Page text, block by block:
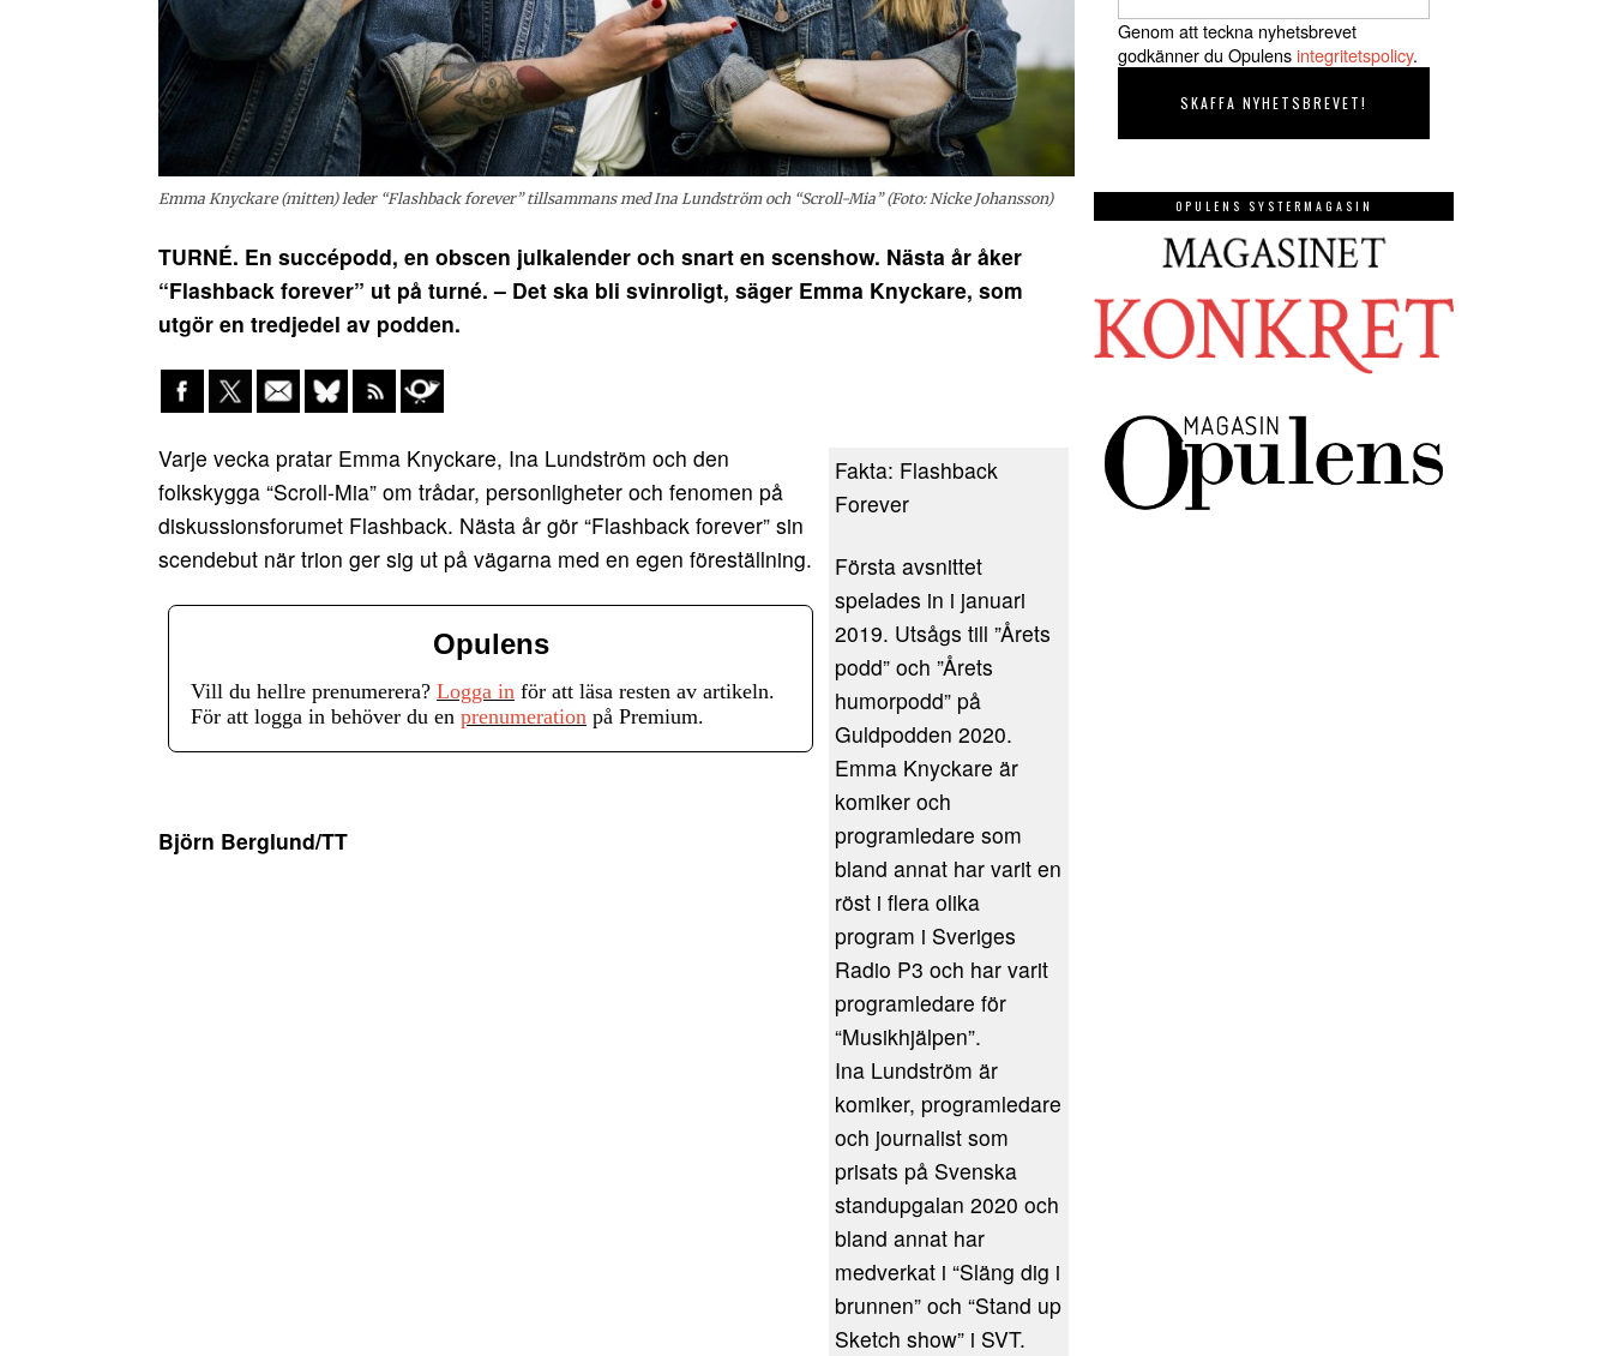
Emma Knyckare (mitten) leder “Flashback forever” tillsammans med Ina Lundström och “Scroll-Mia” (Foto: Nicke Johansson)
TURNÉ. En succépodd, en obscen julkalender och snart en scenshow. Nästa år åker
“Flashback forever” ut på turné. – Det ska bli svinroligt, säger Emma Knyckare, som
utgör en tredjedel av podden.
Fakta: Flashback
Forever
Första avsnittet
spelades in i januari
2019. Utsågs till ”Årets
podd” och ”Årets
humorpodd” på
Guldpodden 2020.
Emma Knyckare är
komiker och
programledare som
bland annat har varit en
röst i flera olika
program i Sveriges
Radio P3 och har varit
programledare för
“Musikhjälpen”.
Ina Lundström är
komiker, programledare
och journalist som
prisats på Svenska
standupgalan 2020 och
bland annat har
medverkat i “Släng dig i
brunnen” och “Stand up
Sketch show” i SVT.
Varje vecka pratar Emma Knyckare, Ina Lundström och den
folkskygga “Scroll-Mia” om trådar, personligheter och fenomen på
diskussionsforumet Flashback. Nästa år gör “Flashback forever” sin
scendebut när trion ger sig ut på vägarna med en egen föreställning.
Opulens
Vill du hellre prenumerera? Logga in för att läsa resten av artikeln.
För att logga in behöver du en prenumeration på Premium.
Björn Berglund/TT
Genom att teckna nyhetsbrevet
godkänner du Opulensintegritetspolicy.
OPULENS SYSTERMAGASIN